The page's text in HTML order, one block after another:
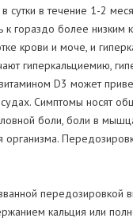
в течение 1-2
гораздо более низким
крови и моче, и
гиперкальциемию,
D3 может
Симптомы носят
боли, боли в
передозировкой
кальция или